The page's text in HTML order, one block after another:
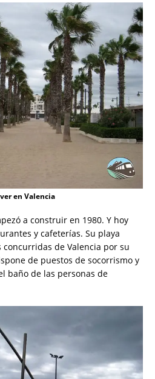
en Valencia
a construir en 1980. Y hoy
y cafeterías. Su playa
de Valencia por su
de puestos de socorrismo y
baño de las personas de